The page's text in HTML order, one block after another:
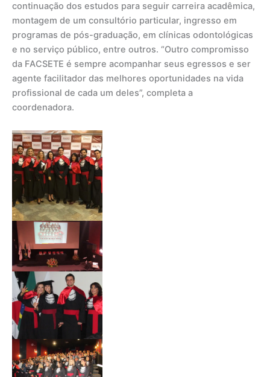
continuação dos estudos para seguir carreira acadêmica,
montagem de um consultório particular, ingresso em
programas de pós-graduação, em clínicas odontológicas
e no serviço público, entre outros. “Outro compromisso
da FACSETE é sempre acompanhar seus egressos e ser
agente facilitador das melhores oportunidades na vida
profissional de cada um deles”, completa a
coordenadora.